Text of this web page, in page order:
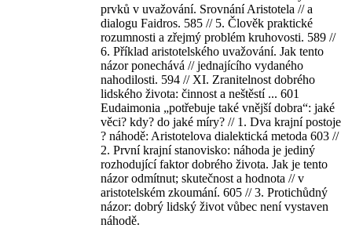
prvků v uvažování. Srovnání Aristotela // a
dialogu Faidros. 585 // 5. Člověk praktické
rozumnosti a zřejmý problém kruhovosti. 589 //
6. Příklad aristotelského uvažování. Jak tento
názor ponechává // jednajícího vydaného
nahodilosti. 594 // XI. Zranitelnost dobrého
lidského života: činnost a neštěstí ... 601
Eudaimonia „potřebuje také vnější dobra“: jaké
věci? kdy? do jaké míry? // 1. Dva krajní postoje
? náhodě: Aristotelova dialektická metoda 603 //
2. První krajní stanovisko: náhoda je jediný
rozhodující faktor dobrého života. Jak je tento
názor odmítnut; skutečnost a hodnota // v
aristotelském zkoumání. 605 // 3. Protichůdný
názor: dobrý lidský život vůbec není vystaven
náhodě.